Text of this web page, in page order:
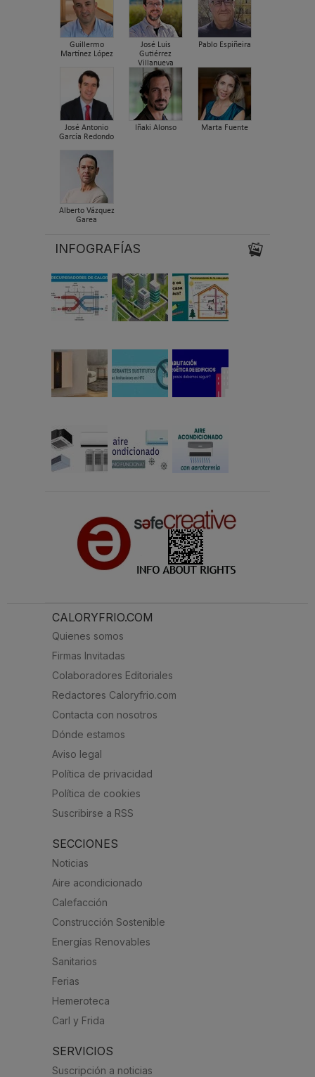
Guillermo
Martínez López
José Luis
Gutiérrez
Villanueva
Pablo Espiñeira
José Antonio
García Redondo
Iñaki Alonso Marta Fuente
Alberto Vázquez
Garea
INFOGRAFÍAS
CALORYFRIO.COM
Quienes somos
Firmas Invitadas
Colaboradores Editoriales
Redactores Caloryfrio.com
Contacta con nosotros
Dónde estamos
Aviso legal
Política de privacidad
Política de cookies
Suscribirse a RSS
SECCIONES
Noticias
Aire acondicionado
Calefacción
Construcción Sostenible
Energías Renovables
Sanitarios
Ferias
Hemeroteca
Carl y Frida
SERVICIOS
Suscripción a noticias